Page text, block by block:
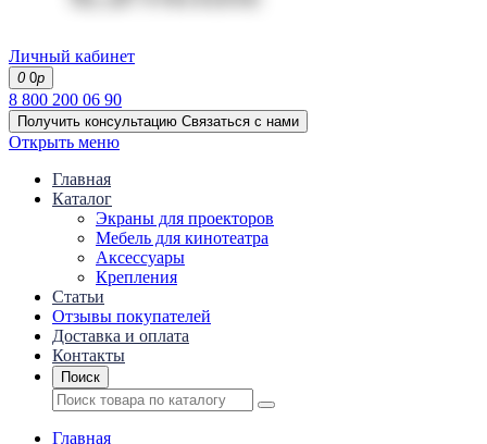
Личный кабинет
0 0р
8 800 200 06 90
Получить консультацию Связаться с нами
Открыть меню
Главная
Каталог
Экраны для проекторов
Mебель для кинотеатра
Аксессуары
Крепления
Статьи
Отзывы покупателей
Доставка и оплата
Контакты
Поиск
Главная